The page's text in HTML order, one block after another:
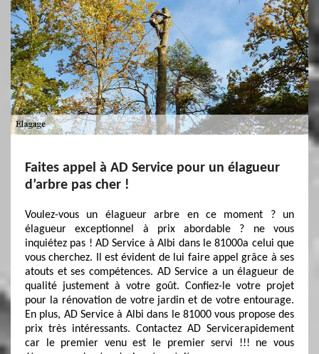
Faites appel à AD Service pour un élagueur
d’arbre pas cher !
Voulez-vous un élagueur arbre en ce moment ? un
élagueur exceptionnel à prix abordable ? ne vous
inquiétez pas ! AD Service à Albi dans le 81000a celui que
vous cherchez. Il est évident de lui faire appel grâce à ses
atouts et ses compétences. AD Service a un élagueur de
qualité justement à votre goût. Confiez-le votre projet
pour la rénovation de votre jardin et de votre entourage.
En plus, AD Service à Albi dans le 81000 vous propose des
prix très intéressants. Contactez AD Servicerapidement
car le premier venu est le premier servi !!! ne vous